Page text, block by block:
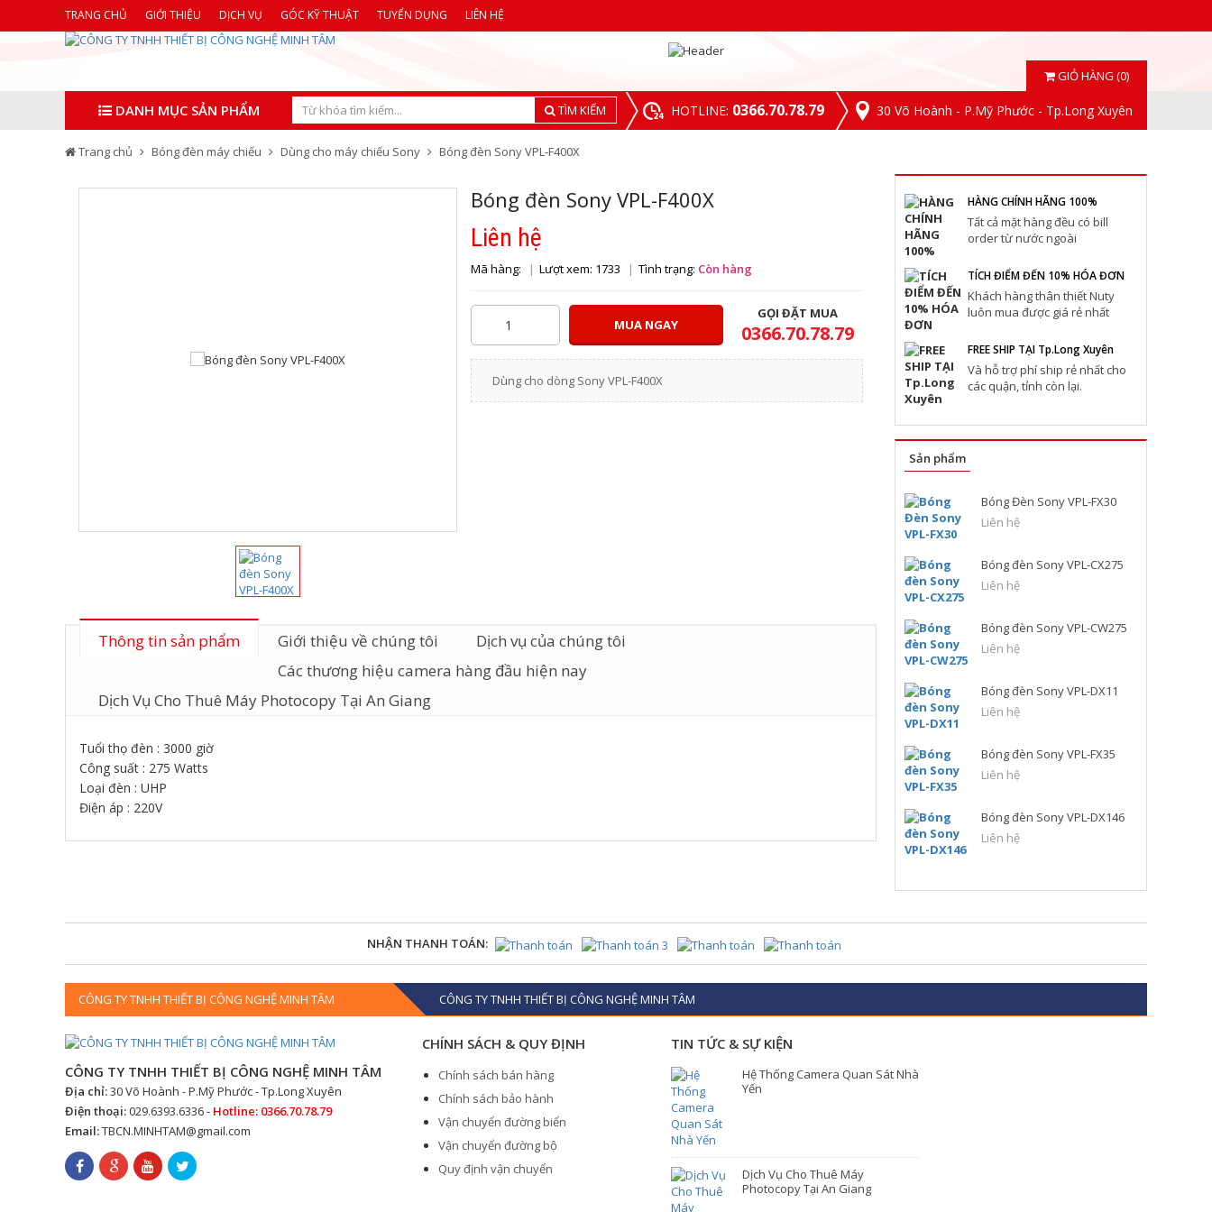
TRANG CHỦ GIỚI THIỆU DỊCH VỤ GÓC KỸ THUẬT TUYỂN DỤNG LIÊN HỆ
GIỎ HÀNG (0)
DANH MỤC SẢN PHẨM TÌM KIẾM HOTLINE: 0366.70.78.79 30 Võ Hoành - P.Mỹ Phước - Tp.Long Xuyên
Trang chủ Bóng đèn máy chiếu Dùng cho máy chiếu Sony Bóng đèn Sony VPL-F400X
Bóng đèn Sony VPL-F400X
Liên hệ
Mã hàng: Lượt xem: 1733 Tình trạng: Còn hàng
MUA NGAY
GỌI ĐẶT MUA
0366.70.78.79
Dùng cho dòng Sony VPL-F400X
Thông tin sản phẩm Giới thiệu về chúng tôi
Dịch vụ của chúng tôi
Các thương hiệu camera hàng đầu hiện nay
Dịch Vụ Cho Thuê Máy Photocopy Tại An Giang
Tuổi thọ đèn : 3000 giờ
Công suất : 275 Watts
Loại đèn : UHP
Điện áp : 220V
HÀNG CHÍNH HÃNG 100%
Tất cả mặt hàng đều có bill
order từ nước ngoài
TÍCH ĐIỂM ĐẾN 10% HÓA ĐƠN
Khách hàng thân thiết Nuty
luôn mua được giá rẻ nhất
FREE SHIP TẠI Tp.Long Xuyên
Và hỗ trợ phí ship rẻ nhất cho
các quận, tỉnh còn lại.
Sản phẩm
Bóng Đèn Sony VPL-FX30
Liên hệ
Bóng đèn Sony VPL-CX275
Liên hệ
Bóng đèn Sony VPL-CW275
Liên hệ
Bóng đèn Sony VPL-DX11
Liên hệ
Bóng đèn Sony VPL-FX35
Liên hệ
Bóng đèn Sony VPL-DX146
Liên hệ
NHẬN THANH TOÁN:
CÔNG TY TNHH THIẾT BỊ CÔNG NGHỆ MINH TÂM CÔNG TY TNHH THIẾT BỊ CÔNG NGHỆ MINH TÂM
CÔNG TY TNHH THIẾT BỊ CÔNG NGHỆ MINH TÂM
Địa chỉ:30 Võ Hoành - P.Mỹ Phước - Tp.Long Xuyên
Điện thoại:029.6393.6336 - Hotline: 0366.70.78.79
Email:TBCN.MINHTAM@gmail.com
CHÍNH SÁCH & QUY ĐỊNH
Chính sách bán hàng
Chính sách bảo hành
Vận chuyển đường biển
Vận chuyển đường bộ
Quy định vận chuyển
TIN TỨC & SỰ KIỆN
Hệ Thống Camera Quan Sát Nhà
Yến
Dịch Vụ Cho Thuê Máy
Photocopy Tại An Giang